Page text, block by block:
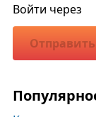
Войти через
Отправить